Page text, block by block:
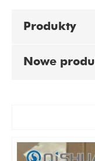
Produkty
Nowe